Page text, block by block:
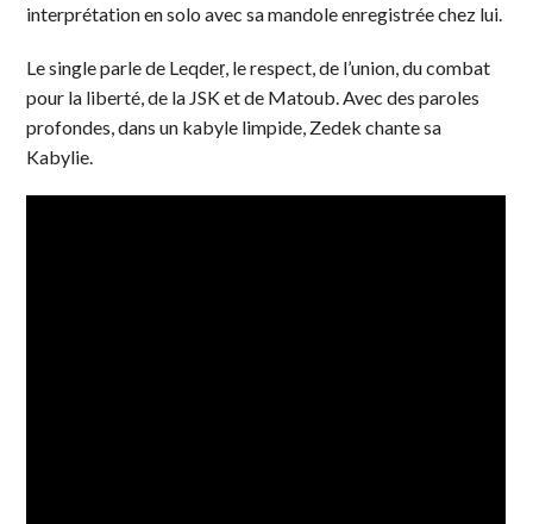
interprétation en solo avec sa mandole enregistrée chez lui.
Le single parle de Leqdeṛ, le respect, de l’union, du combat
pour la liberté, de la JSK et de Matoub. Avec des paroles
profondes, dans un kabyle limpide, Zedek chante sa
Kabylie.